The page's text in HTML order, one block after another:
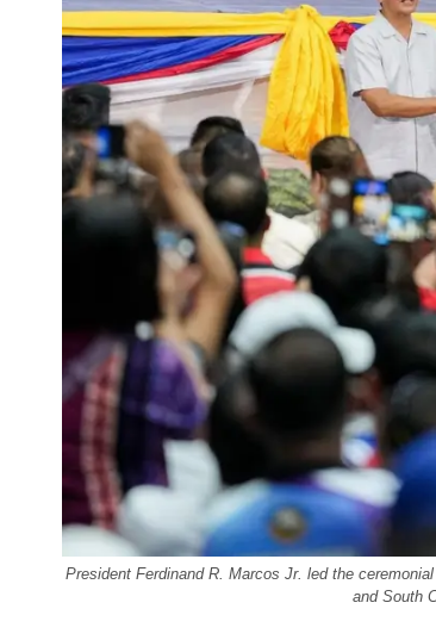
President Ferdinand R. Marcos Jr. led the
and South